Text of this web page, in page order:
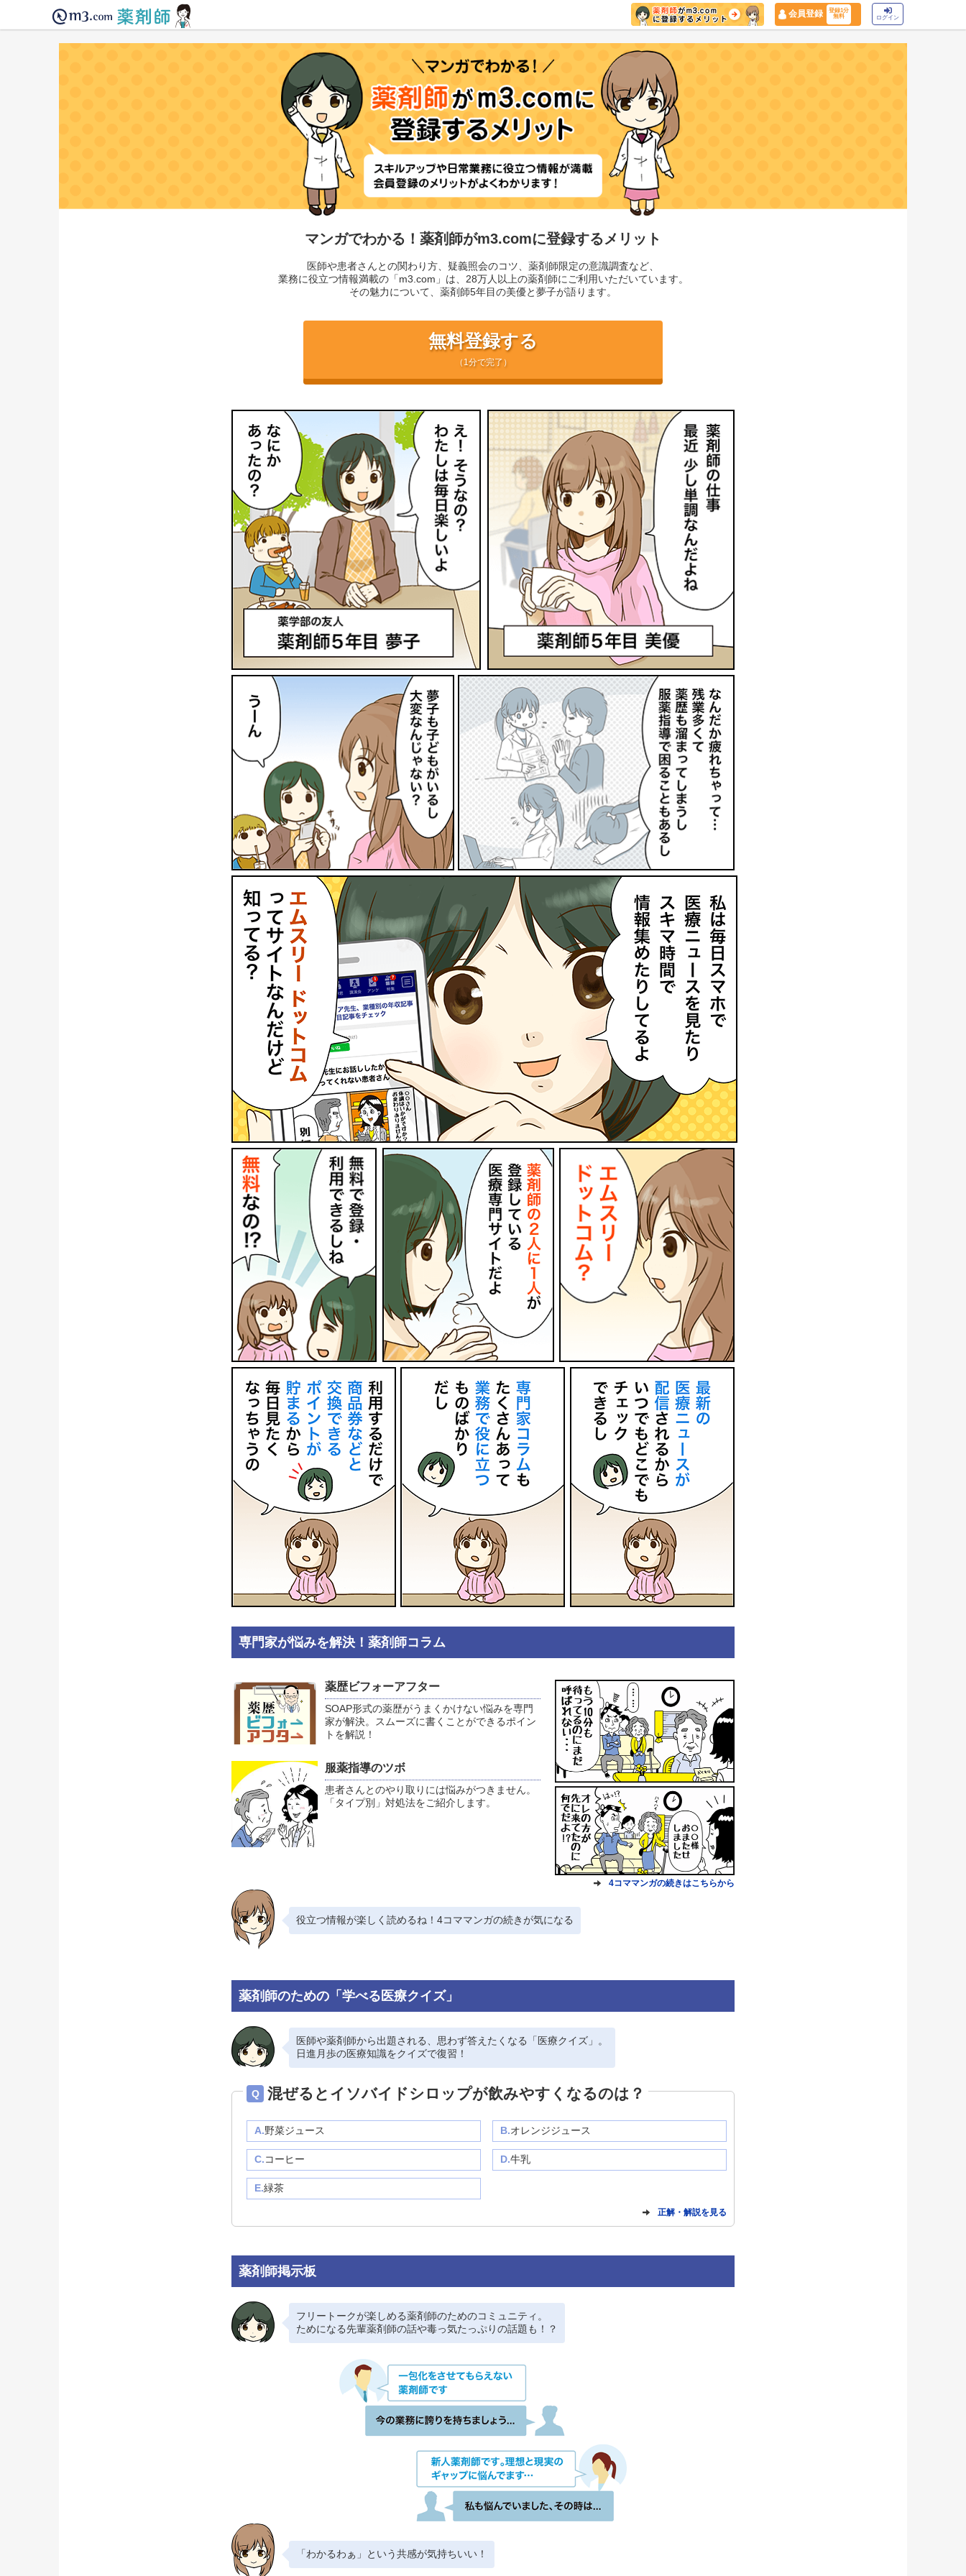
会員登録
登録1分
無料
ログイン
マンガでわかる！薬剤師がm3.comに登録するメリット
医師や患者さんとの関わり方、疑義照会のコツ、薬剤師限定の意識調査など、
業務に役立つ情報満載の「m3.com」は、28万人以上の薬剤師にご利用いただいています。
その魅力について、薬剤師5年目の美優と夢子が語ります。
無料登録する
（1分で完了）
専門家が悩みを解決！薬剤師コラム
薬歴ビフォーアフター
SOAP形式の薬歴がうまくかけない悩みを専門
家が解決。スムーズに書くことができるポイン
トを解説！
服薬指導のツボ
患者さんとのやり取りには悩みがつきません。
「タイプ別」対処法をご紹介します。
4コママンガの続きはこちらから
役立つ情報が楽しく読めるね！4コママンガの続きが気になる
薬剤師のための「学べる医療クイズ」
医師や薬剤師から出題される、思わず答えたくなる「医療クイズ」。
日進月歩の医療知識をクイズで復習！
Q 混ぜるとイソバイドシロップが飲みやすくなるのは？
A.野菜ジュース B.オレンジジュース
C.コーヒー D.牛乳
E.緑茶
正解・解説を見る
薬剤師掲示板
フリートークが楽しめる薬剤師のためのコミュニティ。
ためになる先輩薬剤師の話や毒っ気たっぷりの話題も！？
「わかるわぁ」という共感が気持ちいい！